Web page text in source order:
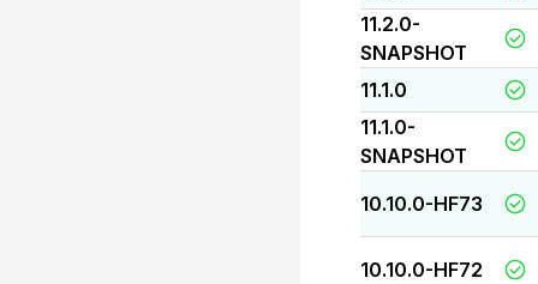
11.2.0-
SNAPSHOT
11.1.0
11.1.0-
SNAPSHOT
10.10.0-HF73
10.10.0-HF72